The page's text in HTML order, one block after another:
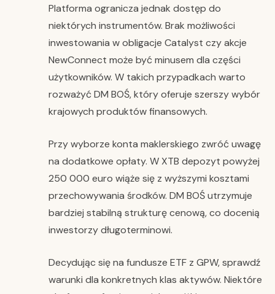
Platforma ogranicza jednak dostęp do
niektórych instrumentów. Brak możliwości
inwestowania w obligacje Catalyst czy akcje
NewConnect może być minusem dla części
użytkowników. W takich przypadkach warto
rozważyć DM BOŚ, który oferuje szerszy wybór
krajowych produktów finansowych.
Przy wyborze konta maklerskiego zwróć uwagę
na dodatkowe opłaty. W XTB depozyt powyżej
250 000 euro wiąże się z wyższymi kosztami
przechowywania środków. DM BOŚ utrzymuje
bardziej stabilną strukturę cenową, co docenią
inwestorzy długoterminowi.
Decydując się na fundusze ETF z GPW, sprawdź
warunki dla konkretnych klas aktywów. Niektóre